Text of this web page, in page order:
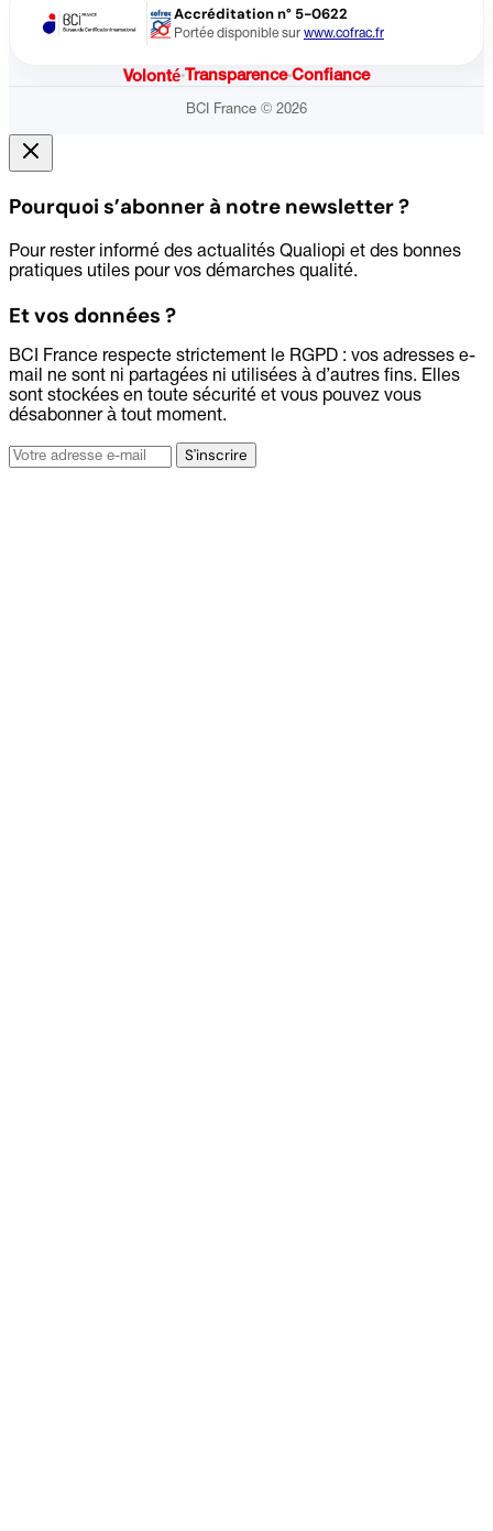
Accréditation n° 5-0622
Portée disponible sur www.cofrac.fr
Volonté·Transparence·Confiance
BCI France © 2026
Pourquoi s’abonner à notre newsletter ?
Pour rester informé des actualités Qualiopi et des bonnes
pratiques utiles pour vos démarches qualité.
Et vos données ?
BCI France respecte strictement le RGPD : vos adresses e-
mail ne sont ni partagées ni utilisées à d’autres fins. Elles
sont stockées en toute sécurité et vous pouvez vous
désabonner à tout moment.
Adresse
e-
S'inscrire